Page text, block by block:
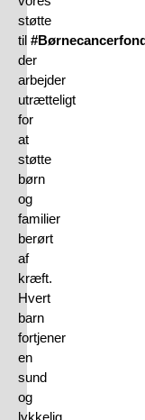
støtte
til
der
arbejder
utrætteligt
for
at
støtte
børn
og
familier
berørt
af
kræft.
Hvert
barn
fortjener
en
sund
og
lykkelig